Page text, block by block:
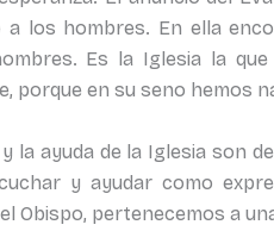
los hombres. En ella
Es la Iglesia la
porque en su seno hemos
de la Iglesia son de
y ayudar como
Obispo, pertenecemos a